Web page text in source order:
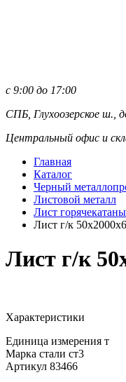
с 9:00 до 17:00
СПБ, Глухоозерское ш.,
Центральный офис и
Главная
Каталог
Черный
Листовой металл
Лист
Лист г/к
Лист г/к
Характеристики
Единица измерения т
Марка стали ст3
Артикул 83466